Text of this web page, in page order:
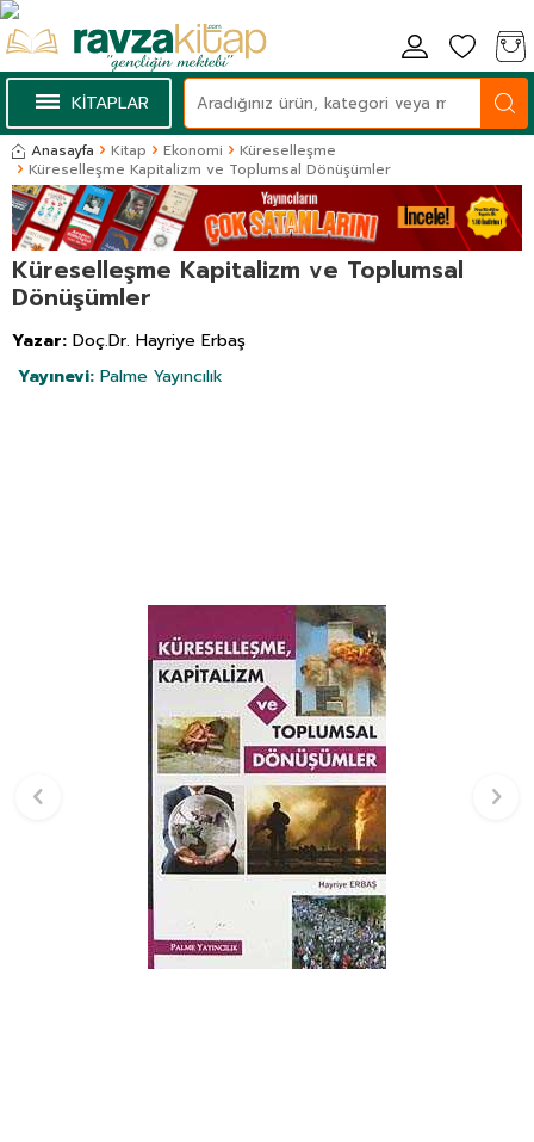
KİTAPLAR
Anasayfa Kitap Ekonomi
Küreselleşme
Küreselleşme Kapitalizm ve Toplumsal Dönüşümler
Küreselleşme Kapitalizm ve Toplumsal
Dönüşümler
Yazar: Doç.Dr. Hayriye Erbaş
Yayınevi: Palme Yayıncılık